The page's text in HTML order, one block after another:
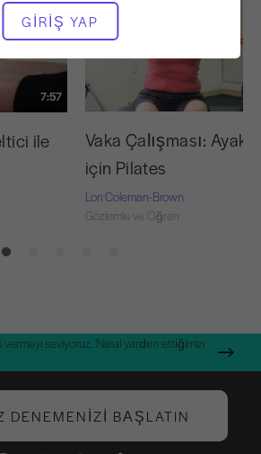
GIRIŞ YAP
7:57
ile
Vaka Çalışması: Ayak
için Pilates
Lori Coleman-Brown
Gözlemle ve Öğren
seviyoruz. Nasıl yardım ettiğimizi
DENEMENIZI BAŞLATIN